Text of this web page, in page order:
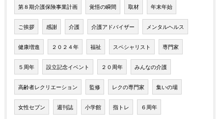
第８期介護保険事業計画 覚悟の瞬間 取材 年末年始
ご挨拶 感謝 介護 介護アドバイザー メンタルヘルス
健康増進 ２０２４年 福祉 スペシャリスト 専門家
５周年 設立記念イベント ２０周年 みんなの介護
高齢者レクリエーション 監修 レクの専門家 集いの場
女性セブン 週刊誌 小学館 指トレ ６周年